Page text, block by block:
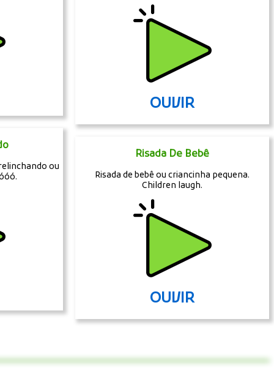
ou
OUVIR
Risada De Bebê
Risada de bebê ou criancinha pequena.
Children laugh.
OUVIR